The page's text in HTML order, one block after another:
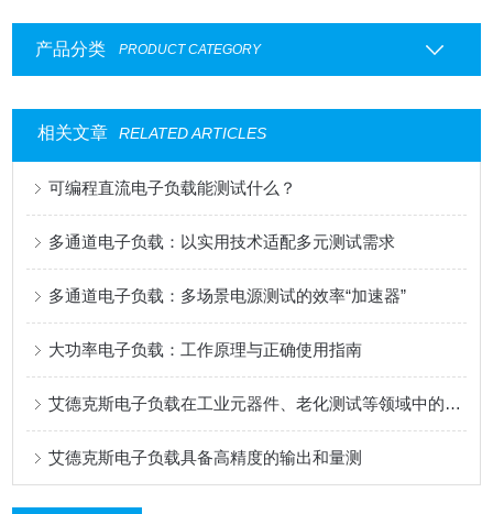
产品分类 PRODUCT CATEGORY
相关文章 RELATED ARTICLES
可编程直流电子负载能测试什么？
多通道电子负载：以实用技术适配多元测试需求
多通道电子负载：多场景电源测试的效率“加速器”
大功率电子负载：工作原理与正确使用指南
艾德克斯电子负载在工业元器件、老化测试等领域中的用途
艾德克斯电子负载具备高精度的输出和量测